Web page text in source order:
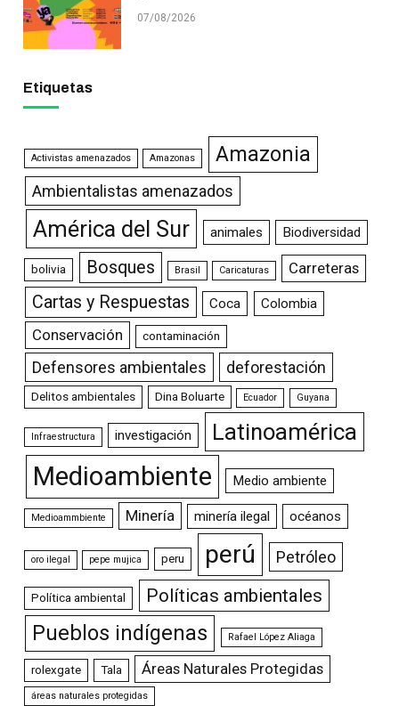
07/08/2026
Etiquetas
Activistas amenazados Amazonas Amazonia
Ambientalistas amenazados
América del Sur animales Biodiversidad
bolivia Bosques Brasil Caricaturas Carreteras
Cartas y Respuestas Coca Colombia
Conservación contaminación
Defensores ambientales deforestación
Delitos ambientales Dina Boluarte Ecuador Guyana
Infraestructura investigación Latinoamérica
Medioambiente Medio ambiente
Medioammbiente Minería minería ilegal océanos
oro ilegal pepe mujica peru perú Petróleo
Política ambiental Políticas ambientales
Pueblos indígenas Rafael López Aliaga
rolexgate Tala Áreas Naturales Protegidas
áreas naturales protegidas